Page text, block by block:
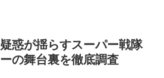
惑が揺らすスーパー戦隊
の舞台裏を徹底調査